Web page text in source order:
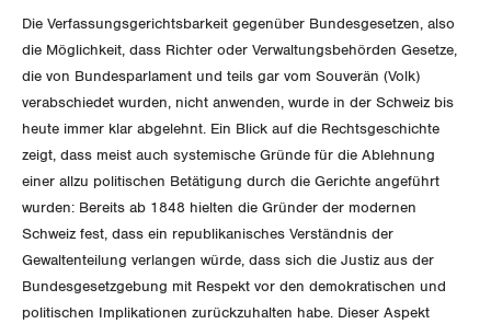
SERVICE
GEWERKSCHAFTSMITGLIED WERDEN
LOHNRECHNER
WEITERBILDUNG
DER SGB
WIR ÜBER UNS
GREMIEN
Medien
Publikationen
Die Verfassungsgerichtsbarkeit gegenüber Bundesgesetzen, also
die Möglichkeit, dass Richter oder Verwaltungsbehörden Gesetze,
die von Bundesparlament und teils gar vom Souverän (Volk)
verabschiedet wurden, nicht anwenden, wurde in der Schweiz bis
heute immer klar abgelehnt. Ein Blick auf die Rechtsgeschichte
zeigt, dass meist auch systemische Gründe für die Ablehnung
einer allzu politischen Betätigung durch die Gerichte angeführt
wurden: Bereits ab 1848 hielten die Gründer der modernen
Schweiz fest, dass ein republikanisches Verständnis der
Gewaltenteilung verlangen würde, dass sich die Justiz aus der
Bundesgesetzgebung mit Respekt vor den demokratischen und
politischen Implikationen zurückzuhalten habe. Dieser Aspekt